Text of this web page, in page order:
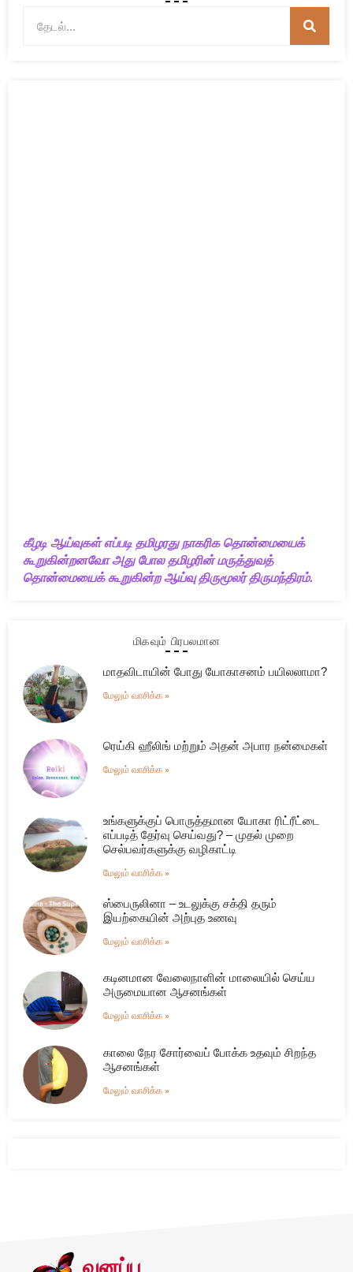
கீழடி ஆய்வுகள் எப்படி தமிழரது நாகரிக தொன்மையைக்
கூறுகின்றனவோ அது போல தமிழரின் மருத்துவத்
தொன்மையைக் கூறுகின்ற ஆய்வு திருமூலர் திருமந்திரம்.
மிகவும் பிரபலமான
மாதவிடாயின் போது யோகாசனம் பயிலலாமா?
மேலும் வாசிக்க »
ரெய்கி ஹீலிங் மற்றும் அதன் அபார நன்மைகள்
மேலும் வாசிக்க »
உங்களுக்குப் பொருத்தமான யோகா ரிட்ரீட்டை
எப்படித் தேர்வு செய்வது? – முதல் முறை
செல்பவர்களுக்கு வழிகாட்டி
மேலும் வாசிக்க »
ஸ்பைருலினா – உடலுக்கு சக்தி தரும்
இயற்கையின் அற்புத உணவு
மேலும் வாசிக்க »
கடினமான வேலைநாளின் மாலையில் செய்ய
அருமையான ஆசனங்கள்
மேலும் வாசிக்க »
காலை நேர சோர்வைப் போக்க உதவும் சிறந்த
ஆசனங்கள்
மேலும் வாசிக்க »